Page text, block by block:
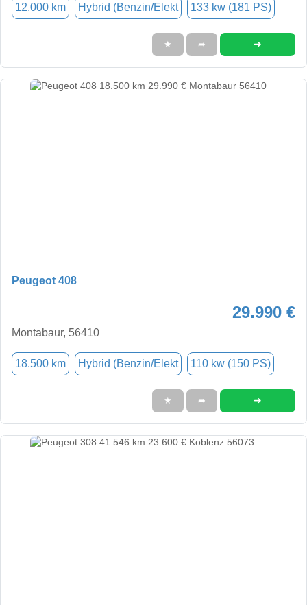
12.000 km Hybrid (Benzin/Elekt 133 kw (181 PS)
★ ➦ ➜
Peugeot 408
29.990 €
Montabaur, 56410
18.500 km Hybrid (Benzin/Elekt 110 kw (150 PS)
★ ➦ ➜